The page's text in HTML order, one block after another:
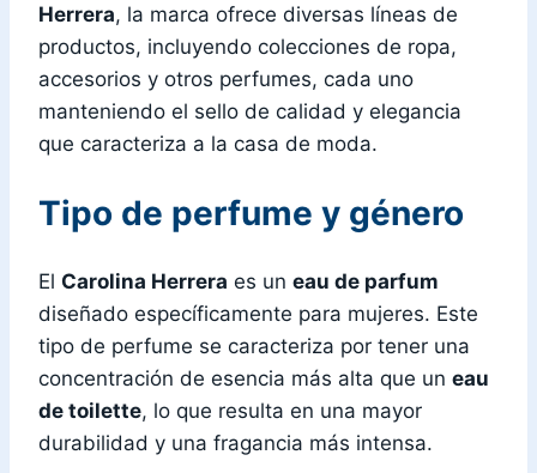
Herrera, la marca ofrece diversas líneas de
productos, incluyendo colecciones de ropa,
accesorios y otros perfumes, cada uno
manteniendo el sello de calidad y elegancia
que caracteriza a la casa de moda.
Tipo de perfume y género
El Carolina Herrera es un eau de parfum
diseñado específicamente para mujeres. Este
tipo de perfume se caracteriza por tener una
concentración de esencia más alta que un eau
de toilette, lo que resulta en una mayor
durabilidad y una fragancia más intensa.